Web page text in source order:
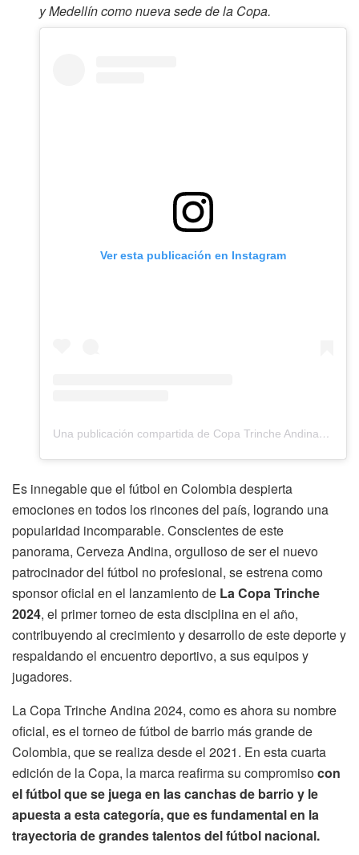
y Medellín como nueva sede de la Copa.
Ver esta publicación en Instagram
Una publicación compartida de Copa Trinche Andina (@copatrinche)
Es innegable que el fútbol en Colombia despierta
emociones en todos los rincones del país, logrando una
popularidad incomparable. Conscientes de este
panorama, Cerveza Andina, orgulloso de ser el nuevo
patrocinador del fútbol no profesional, se estrena como
sponsor oficial en el lanzamiento de La Copa Trinche
2024, el primer torneo de esta disciplina en el año,
contribuyendo al crecimiento y desarrollo de este deporte y
respaldando el encuentro deportivo, a sus equipos y
jugadores.
La Copa Trinche Andina 2024, como es ahora su nombre
oficial, es el torneo de fútbol de barrio más grande de
Colombia, que se realiza desde el 2021. En esta cuarta
edición de la Copa, la marca reafirma su compromisocon
el fútbol que se juega en las canchas de barrio y le
apuesta a esta categoría, que es fundamental en la
trayectoria de grandes talentos del fútbol nacional.